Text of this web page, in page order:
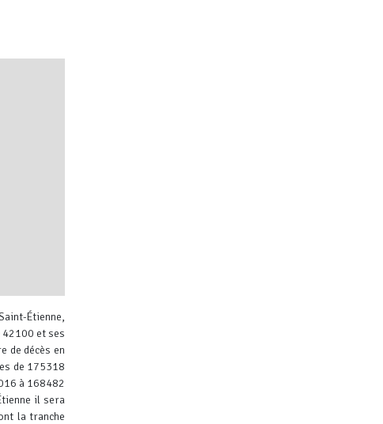
contributeurs
Étienne,
42100 et ses
de décès en
de 175318
à 168482
il sera
la tranche